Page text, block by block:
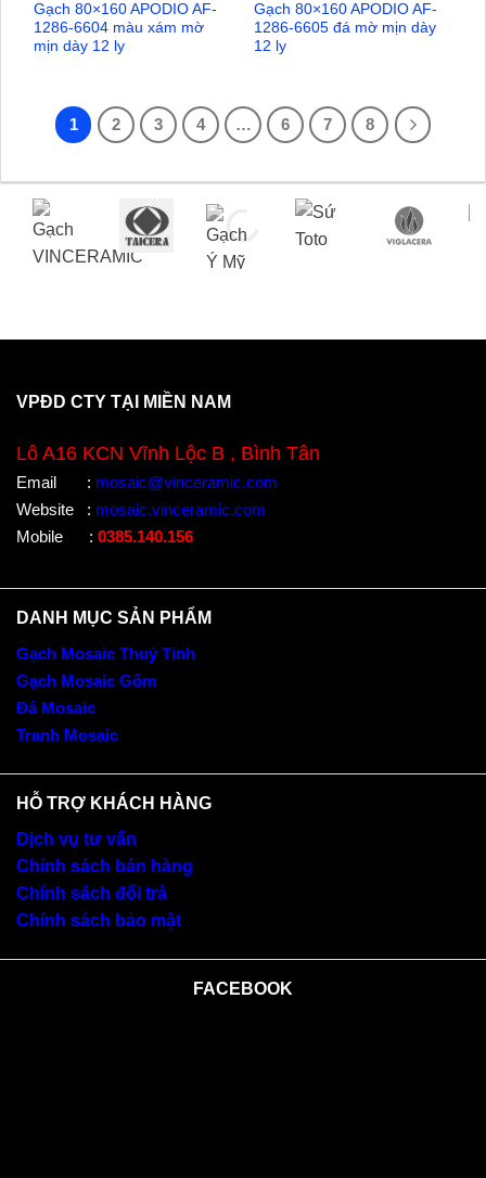
Gạch 80×160 APODIO AF-
1286-6604 màu xám mờ
mịn dày 12 ly
Gạch 80×160 APODIO AF-
1286-6605 đá mờ mịn dày
12 ly
1 2 3 4 … 6 7 8
VPĐD CTY TẠI MIỀN NAM
Lô A16 KCN Vĩnh Lộc B , Bình Tân
Email : mosaic@vinceramic.com
Website
: mosaic.vinceramic.com
Mobile
: 0385.140.156
DANH MỤC SẢN PHẨM
Gạch Mosaic Thuỷ Tinh
Gạch Mosaic Gốm
Đá Mosaic
Tranh Mosaic
HỖ TRỢ KHÁCH HÀNG
Dịch vụ tư vấn
Chính sách bán hàng
Chính sách đổi trả
Chính sách bảo mật
FACEBOOK